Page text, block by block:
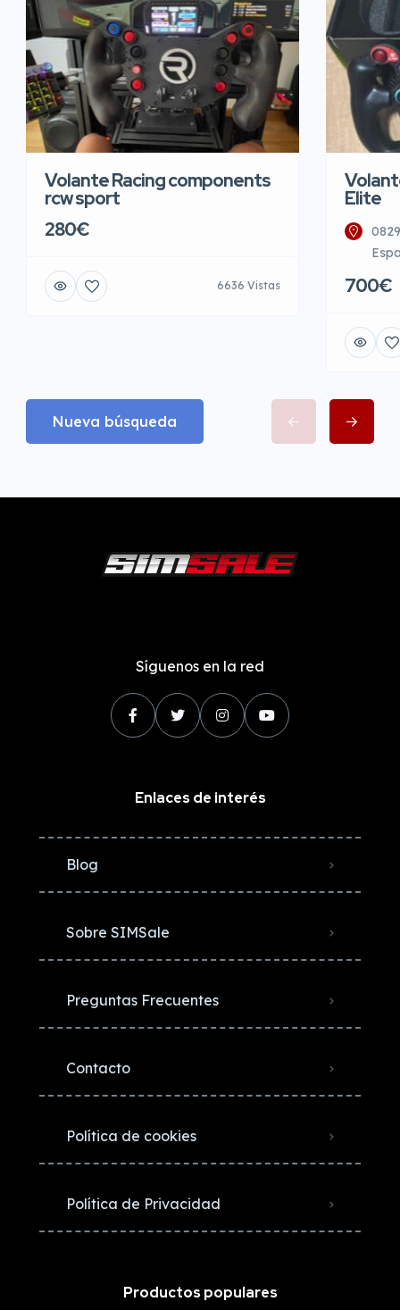
Volante Racing components
rcw sport
280€
6636 Vistas
Elite
700€
Nueva búsqueda
Síguenos en la red
Enlaces de interés
Blog
Sobre SIMSale
Preguntas Frecuentes
Contacto
Política de cookies
Política de Privacidad
Productos populares